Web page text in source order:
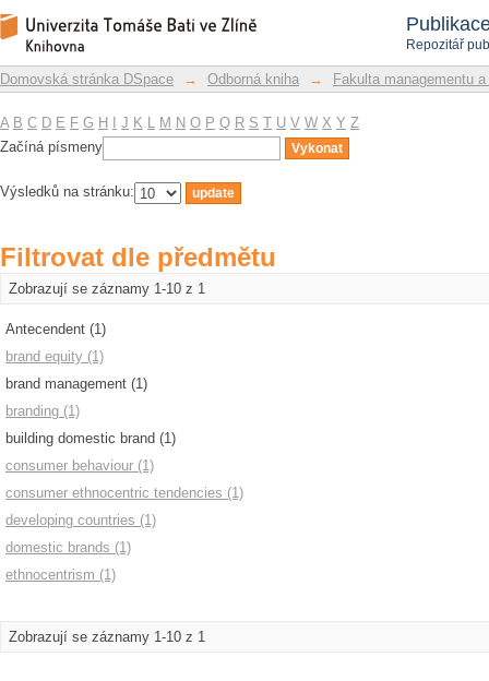
Repozitář
Filtrovat dle předmětu
Repozitář DSpace/Manakin
Domovská stránka DSpace → Odborná kniha → Fakulta managementu
A B C D E F G H J K L M N O P Q R S T U V W X Y Z
Začíná písmeny
Výsledků na stránku:
Filtrovat dle předmětu
Zobrazují se záznamy 1-10 z 1
Antecendent (1)
brand equity (1)
brand management (1)
branding (1)
building domestic brand (1)
consumer behaviour (1)
consumer ethnocentric tendencies (1)
developing countries (1)
domestic brands (1)
ethnocentrism (1)
Zobrazují se záznamy 1-10 z 1